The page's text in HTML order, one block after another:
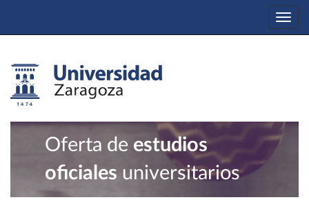
Oferta de estudios
oficiales universitarios